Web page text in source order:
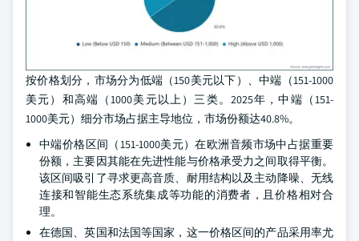
按价格划分，市场分为低端（150美元以下）、中端（151-1000
美元）和高端（1000美元以上）三类。2025年，中端（151-
1000美元）细分市场占据主导地位，市场份额达40.8%。
中端价格区间（151-1000美元）在欧洲音频市场中占据重要
份额，主要因其能在先进性能与价格承受力之间取得平衡。
该区间吸引了寻求更高音质、耐用结构以及主动降噪、无线
连接和智能生态系统集成等功能的消费者，且价格相对合
理。
在德国、英国和法国等国家，这一价格区间的产品采用率尤